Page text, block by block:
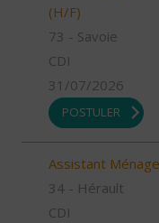
(H/F)
73 - Savoie
CDI
31/07/2026
POSTULER
Assistant
34 - Hérault
CDI